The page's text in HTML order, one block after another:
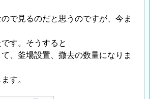
で見るのだと思うのですが、今ま
す。そうすると
、釜場設置、撤去の数量になりま
す。